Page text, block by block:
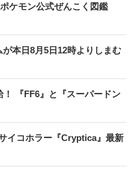
ケモン公式ぜんこく図鑑
本日8月5日12時よりしまむ
『FF6』と『スーパードン
イコホラー『Cryptica』最新